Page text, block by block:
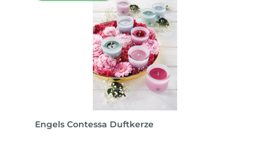
Engels Contessa Duftkerze